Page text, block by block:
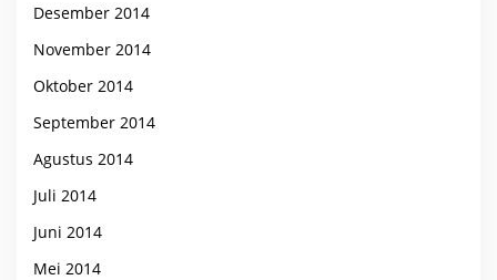
Desember 2014
November 2014
Oktober 2014
September 2014
Agustus 2014
Juli 2014
Juni 2014
Mei 2014